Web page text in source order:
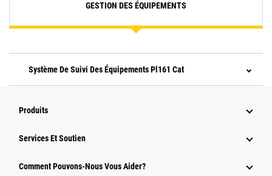
GESTION DES ÉQUIPEMENTS
Système De Suivi Des Équipements Pl161 Cat
Produits
Services Et Soutien
Comment Pouvons-Nous Vous Aider?